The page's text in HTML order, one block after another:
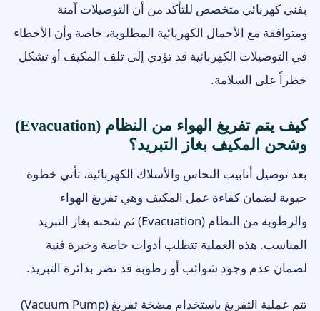
بفني كهربائي متخصص للتأكد من أن التوصيلات آمنة
ومتوافقة مع الأحمال الكهربائية المطلوبة، خاصة وأن الأخطاء
في التوصيلات الكهربائية قد تؤدي إلى تلف المكيف أو تشكل
خطراً على السلامة.
كيف يتم تفريغ الهواء من النظام (Evacuation)
وشحن المكيف بغاز التبريد؟
بعد توصيل أنابيب النحاس والأسلاك الكهربائية، تأتي خطوة
حيوية لضمان كفاءة عمل المكيف وهي تفريغ الهواء
والرطوبة من النظام (Evacuation) ثم شحنه بغاز التبريد
المناسب. هذه العملية تتطلب أدوات خاصة وخبرة فنية
لضمان عدم وجود شوائب أو رطوبة قد تضر بدائرة التبريد.
تتم عملية التفريغ باستخدام مضخة تفريغ (Vacuum Pump)